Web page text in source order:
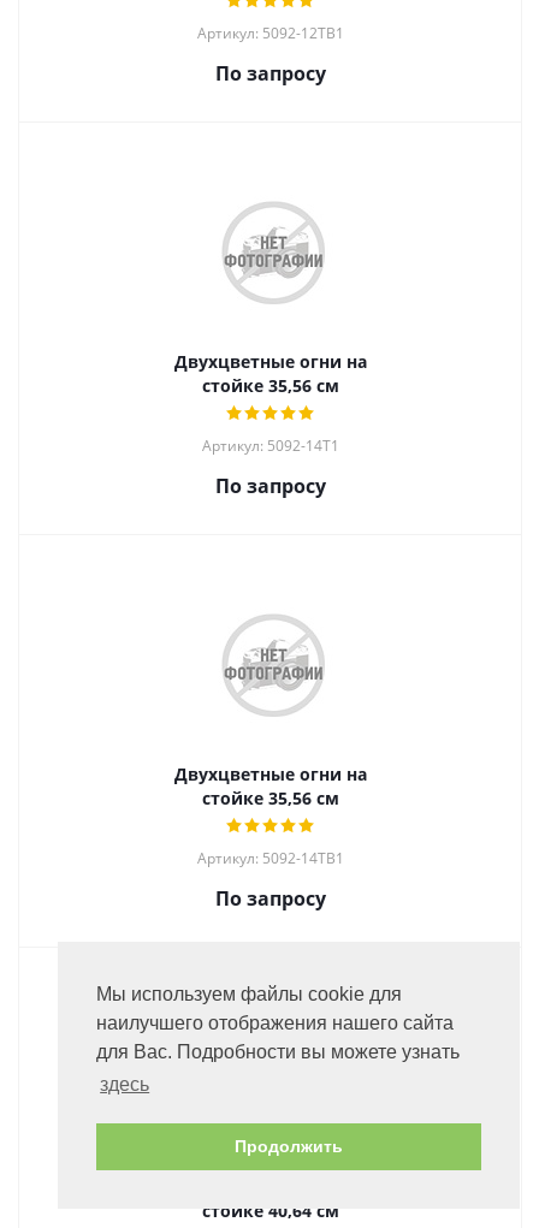
Мы используем файлы cookie для
наилучшего отображения нашего сайта
для Вас. Подробности вы можете узнать
здесь
Продолжить
Артикул: 5092-12TB1
По запросу
Двухцветные огни на
стойке 35,56 см
Артикул: 5092-14T1
По запросу
Двухцветные огни на
стойке 35,56 см
Артикул: 5092-14TB1
По запросу
стойке 40,64 см